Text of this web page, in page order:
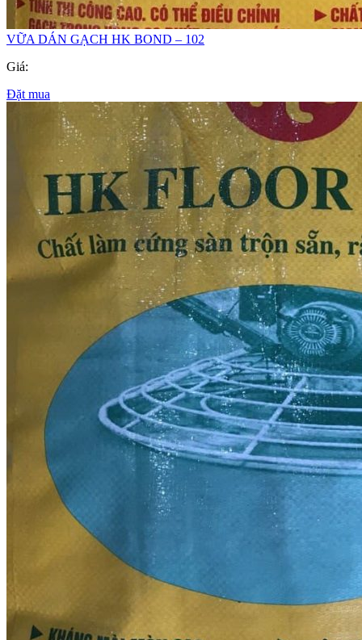
VỮA DÁN GẠCH HK BOND – 102
Giá:
Đặt mua